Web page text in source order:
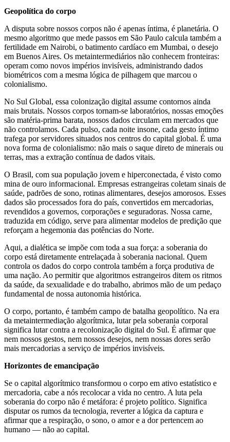
Geopolítica do corpo
A disputa sobre nossos corpos não é apenas íntima, é planetária. O
mesmo algoritmo que mede passos em São Paulo calcula também a
fertilidade em Nairobi, o batimento cardíaco em Mumbai, o desejo
em Buenos Aires. Os metaintermediários não conhecem fronteiras:
operam como novos impérios invisíveis, administrando dados
biométricos com a mesma lógica de pilhagem que marcou o
colonialismo.
No Sul Global, essa colonização digital assume contornos ainda
mais brutais. Nossos corpos tornam-se laboratórios, nossas emoções
são matéria-prima barata, nossos dados circulam em mercados que
não controlamos. Cada pulso, cada noite insone, cada gesto íntimo
trafega por servidores situados nos centros do capital global. É uma
nova forma de colonialismo: não mais o saque direto de minerais ou
terras, mas a extração contínua de dados vitais.
O Brasil, com sua população jovem e hiperconectada, é visto como
mina de ouro informacional. Empresas estrangeiras coletam sinais de
saúde, padrões de sono, rotinas alimentares, desejos amorosos. Esses
dados são processados fora do país, convertidos em mercadorias,
revendidos a governos, corporações e seguradoras. Nossa carne,
traduzida em código, serve para alimentar modelos de predição que
reforçam a hegemonia das potências do Norte.
Aqui, a dialética se impõe com toda a sua força: a soberania do
corpo está diretamente entrelaçada à soberania nacional. Quem
controla os dados do corpo controla também a força produtiva de
uma nação. Ao permitir que algoritmos estrangeiros ditem os ritmos
da saúde, da sexualidade e do trabalho, abrimos mão de um pedaço
fundamental de nossa autonomia histórica.
O corpo, portanto, é também campo de batalha geopolítico. Na era
da metaintermediação algorítmica, lutar pela soberania corporal
significa lutar contra a recolonização digital do Sul. É afirmar que
nem nossos gestos, nem nossos desejos, nem nossas dores serão
mais mercadorias a serviço de impérios invisíveis.
Horizontes de emancipação
Se o capital algorítmico transformou o corpo em ativo estatístico e
mercadoria, cabe a nós recolocar a vida no centro. A luta pela
soberania do corpo não é metáfora: é projeto político. Significa
disputar os rumos da tecnologia, reverter a lógica da captura e
afirmar que a respiração, o sono, o amor e a dor pertencem ao
humano — não ao capital.